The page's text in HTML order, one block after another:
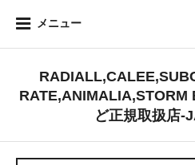
メニュー
RATE,ANIMALIA,STORM
ど正規取扱店-